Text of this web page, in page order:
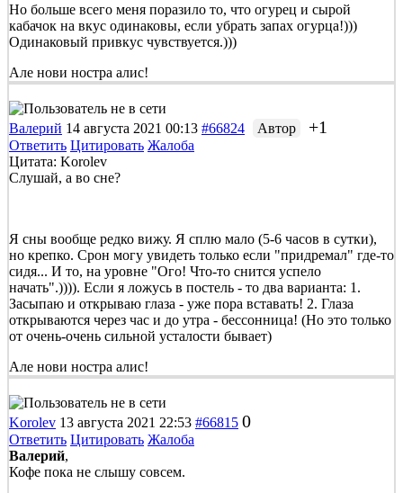
Но больше всего меня поразило то, что огурец и сырой
кабачок на вкус одинаковы, если убрать запах огурца!)))
Одинаковый привкус чувствуется.)))
Але нови ностра алис!
Валерий 14 августа 2021 00:13 #66824 Автор +1
Ответить Цитировать Жалоба
Цитата: Korolev
Слушай, а во сне?
Я сны вообще редко вижу. Я сплю мало (5-6 часов в сутки),
но крепко. Срон могу увидеть только если "придремал" где-то
сидя... И то, на уровне "Ого! Что-то снится успело
начать".)))). Если я ложусь в постель - то два варианта: 1.
Засыпаю и открываю глаза - уже пора вставать! 2. Глаза
открываются через час и до утра - бессонница! (Но это только
от очень-очень сильной усталости бывает)
Але нови ностра алис!
Korolev 13 августа 2021 22:53 #66815 0
Ответить Цитировать Жалоба
Валерий,
Кофе пока не слышу совсем.